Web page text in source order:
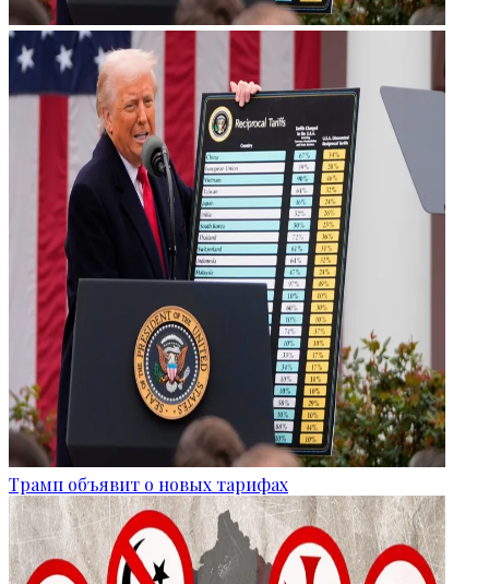
Трамп объявит о новых тарифах